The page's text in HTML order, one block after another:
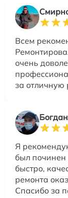
Всем
очень
за отличную
Я
был починен
быстро,
ремонта
Спасибо за